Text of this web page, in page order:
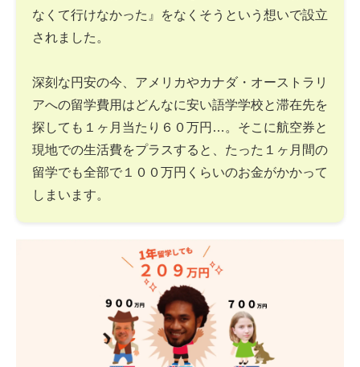
なくて行けなかった』をなくそうという想いで設立
されました。
深刻な円安の今、アメリカやカナダ・オーストラリ
アへの留学費用はどんなに安い語学学校と滞在先を
探しても１ヶ月当たり６０万円…。そこに航空券と
現地での生活費をプラスすると、たった１ヶ月間の
留学でも全部で１００万円くらいのお金がかかって
しまいます。